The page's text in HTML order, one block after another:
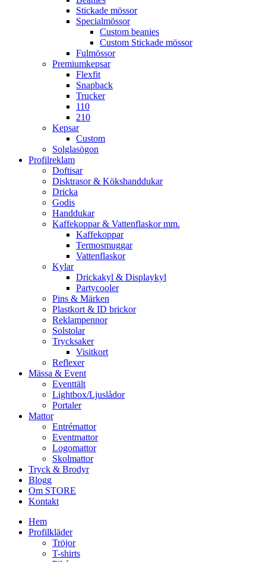
Stickade mössor
Specialmössor
Custom beanies
Custom Stickade mössor
Fulmössor
Premiumkepsar
Flexfit
Snapback
Trucker
110
210
Kepsar
Custom
Solglasögon
Profilreklam
Doftisar
Disktrasor & Kökshanddukar
Dricka
Godis
Handdukar
Kaffekoppar & Vattenflaskor mm.
Kaffekoppar
Termosmuggar
Vattenflaskor
Kylar
Drickakyl & Displaykyl
Partycooler
Pins & Märken
Plastkort & ID brickor
Reklampennor
Solstolar
Trycksaker
Visitkort
Reflexer
Mässa & Event
Eventtält
Lightbox/Ljuslådor
Portaler
Mattor
Entrémattor
Eventmattor
Logomattor
Skolmattor
Tryck & Brodyr
Blogg
Om STORE
Kontakt
Hem
Profilkläder
Tröjor
T-shirts